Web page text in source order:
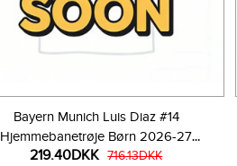
Bayern Munich Luis Diaz #14
Hjemmebanetrøje Børn 2026-27
Kortærmet (+ Korte bukser)
219.40DKK 716.13DKK